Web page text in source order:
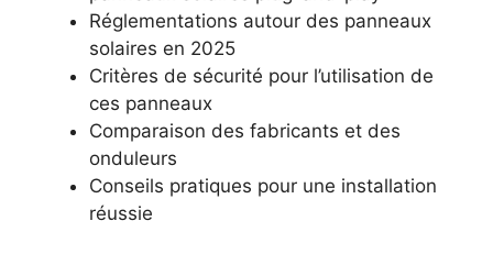
Réglementations autour des panneaux
solaires en 2025
Critères de sécurité pour l’utilisation de
ces panneaux
Comparaison des fabricants et des
onduleurs
Conseils pratiques pour une installation
réussie